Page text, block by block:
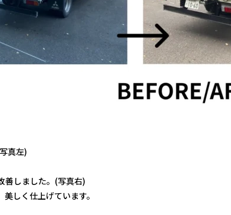
真左)
善しました。(写真右)
しく仕上げています。